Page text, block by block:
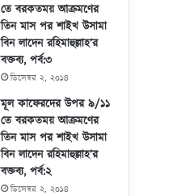
তে বরকতময় আক্রমণের
তিন মাস পর শাইখ উসামা
বিন লাদেন রহিমাহুল্লাহ’র
বক্তব্য, পর্ব:৩
ডিসেম্বর ২, ২০১৪
মূল কাফেরদের উপর ৯/১১
তে বরকতময় আক্রমণের
তিন মাস পর শাইখ উসামা
বিন লাদেন রহিমাহুল্লাহ’র
বক্তব্য, পর্ব:২
ডিসেম্বর ২, ২০১৪